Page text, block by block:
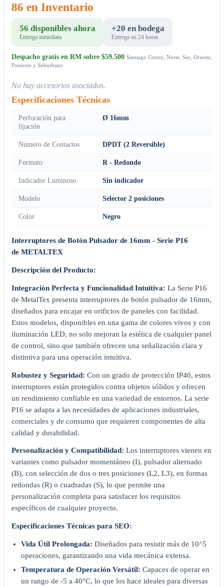
86 en Inventario
56 disponibles ahora
Entrega inmediata
+20 en bodega
Entrega en 24 horas
Despacho gratis en RM sobre $59.500 Santiago Centro, Norte, Sur, Oriente,
Poniente y Suburbano
No hay accesorios asociados.
Especificaciones Técnicas
Perforación para
fijación
Ø 16mm
Número de Contactos DPDT (2 Reversible)
Formato R - Redondo
Indicador Luminoso Sin indicador
Modelo Selector 2 posiciones
Color Negro
Interruptores de Botón Pulsador de 16mm - Serie P16
de METALTEX
Descripción del Producto:
Integración Perfecta y Funcionalidad Intuitiva: La Serie P16
de MetalTex presenta interruptores de botón pulsador de 16mm,
diseñados para encajar en orificios de paneles con facilidad.
Estos modelos, disponibles en una gama de colores vivos y con
iluminación LED, no solo mejoran la estética de cualquier panel
de control, sino que también ofrecen una señalización clara y
distintiva para una operación intuitiva.
Robustez y Seguridad: Con un grado de protección IP40, estos
interruptores están protegidos contra objetos sólidos y ofrecen
un rendimiento confiable en una variedad de entornos. La serie
P16 se adapta a las necesidades de aplicaciones industriales,
comerciales y de consumo que requieren componentes de alta
calidad y durabilidad.
Personalización y Compatibilidad: Los interruptores vienen en
variantes como pulsador momentáneo (I), pulsador alternado
(B), con selección de dos o tres posiciones (L2, L3), en formas
redondas (R) o cuadradas (S), lo que permite una
personalización completa para satisfacer los requisitos
específicos de cualquier proyecto.
Especificaciones Técnicas para SEO:
Vida Útil Prolongada: Diseñados para resistir más de 10^5
operaciones, garantizando una vida mecánica extensa.
Temperatura de Operación Versátil: Capaces de operar en
un rango de -5 a 40°C, lo que los hace ideales para diversas